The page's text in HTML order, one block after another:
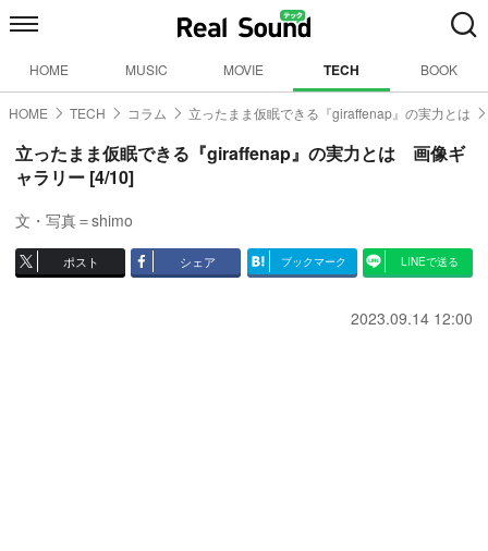
HOME MUSIC MOVIE TECH BOOK
HOME TECH コラム 立ったまま仮眠できる『giraffenap』の実力とは
立ったまま仮眠できる『giraffenap』の実力とは 画像ギ
ャラリー [4/10]
文・写真＝shimo
ポスト シェア ブックマーク LINEで送る
2023.09.14 12:00